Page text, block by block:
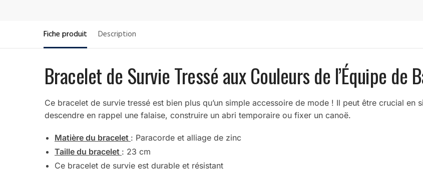
Fiche produit Description
Bracelet de Survie Tressé aux Couleurs de l’Équipe de
Ce bracelet de survie tressé est bien plus qu’un simple accessoire de mode ! Il peut être crucial en
descendre en rappel une falaise, construire un abri temporaire ou fixer un canoë.
Matière du bracelet : Paracorde et alliage de zinc
Taille du bracelet : 23 cm
Ce bracelet de survie est durable et résistant